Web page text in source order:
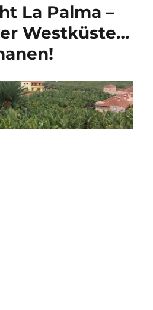
La Palma –
Westküste…